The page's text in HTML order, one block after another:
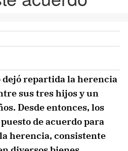
dejó repartida la herencia
sus tres hijos y un
Desde entonces, los
de acuerdo para
herencia, consistente